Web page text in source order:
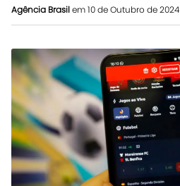
Agência Brasilem 10 de Outubro de 2024